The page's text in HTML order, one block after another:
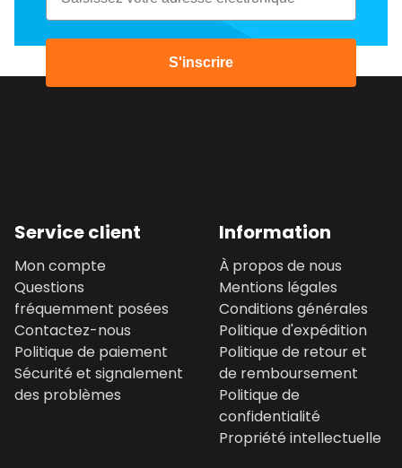
S'inscrire
Service client
Mon compte
Questions
fréquemment posées
Contactez-nous
Politique de paiement
Sécurité et signalement
des problèmes
Information
À propos de nous
Mentions légales
Conditions générales
Politique d'expédition
Politique de retour et
de remboursement
Politique de
confidentialité
Propriété intellectuelle